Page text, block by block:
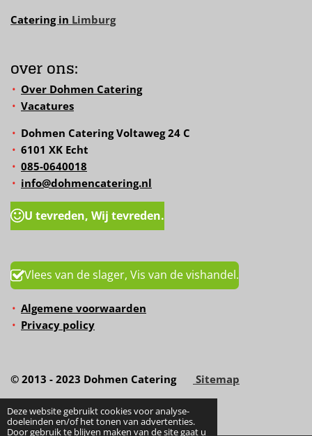
Deze website gebruikt cookies voor analyse-
doeleinden en/of het tonen van advertenties.
Door gebruik te blijven maken van de site gaat u
Catering in Limburg
over ons:
Over Dohmen Catering
Vacatures
Dohmen Catering Voltaweg 24 C
6101 XK Echt
085-0640018
info@dohmencatering.nl
U tevreden, Wij tevreden.
Vlees van de slager, Vis van de vishandel.
Algemene voorwaarden
Privacy policy
© 2013 - 2023 Dohmen Catering Sitemap